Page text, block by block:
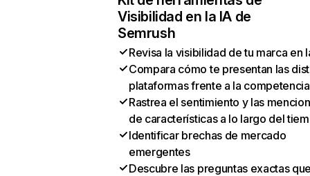
Visibilidad en la IA de
Semrush
Revisa la visibilidad de tu marca en
Compara cómo te presentan las
plataformas frente a la competencia
Rastrea el sentimiento y las
de características a lo largo del
Identificar brechas de mercado
emergentes
Descubre las preguntas exactas